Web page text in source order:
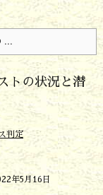
...
トの状況と潜
判定
年5月16日